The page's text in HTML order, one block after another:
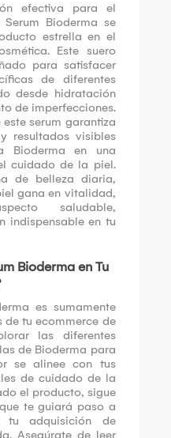
efectiva para el
Bioderma se
estrella en el
Este suero
para satisfacer
de diferentes
desde hidratación
de imperfecciones.
serum garantiza
resultados visibles
Bioderma en una
cuidado de la piel.
de belleza diaria,
gana en vitalidad,
saludable,
indispensable en tu
Bioderma en Tu
es sumamente
tu ecommerce de
las diferentes
de Bioderma para
se alinee con tus
de cuidado de la
el producto, sigue
te guiará paso a
tu adquisición de
Asegúrate de leer